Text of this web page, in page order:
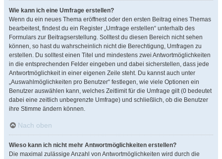
Wie kann ich eine Umfrage erstellen?
Wenn du ein neues Thema eröffnest oder den ersten Beitrag eines Themas
bearbeitest, findest du ein Register „Umfrage erstellen“ unterhalb des
Formulars zur Beitragserstellung. Solltest du diesen Bereich nicht sehen
können, so hast du wahrscheinlich nicht die Berechtigung, Umfragen zu
erstellen. Du solltest einen Titel und mindestens zwei Antwortmöglichkeiten
in die entsprechenden Felder eingeben und dabei sicherstellen, dass jede
Antwortmöglichkeit in einer eigenen Zeile steht. Du kannst auch unter
„Auswahlmöglichkeiten pro Benutzer“ festlegen, wie viele Optionen ein
Benutzer auswählen kann, welches Zeitlimit für die Umfrage gilt (0 bedeutet
dabei eine zeitlich unbegrenzte Umfrage) und schließlich, ob die Benutzer
ihre Stimme ändern können.
Nach oben
Wieso kann ich nicht mehr Antwortmöglichkeiten erstellen?
Die maximal zulässige Anzahl von Antwortmöglichkeiten wird durch die